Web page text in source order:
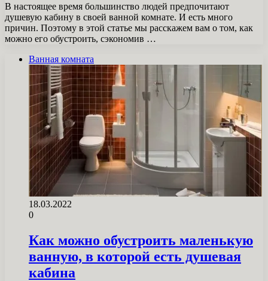
В настоящее время большинство людей предпочитают
душевую кабину в своей ванной комнате. И есть много
причин. Поэтому в этой статье мы расскажем вам о том, как
можно его обустроить, сэкономив …
Ванная комната
18.03.2022
0
Как можно обустроить маленькую
ванную, в которой есть душевая
кабина